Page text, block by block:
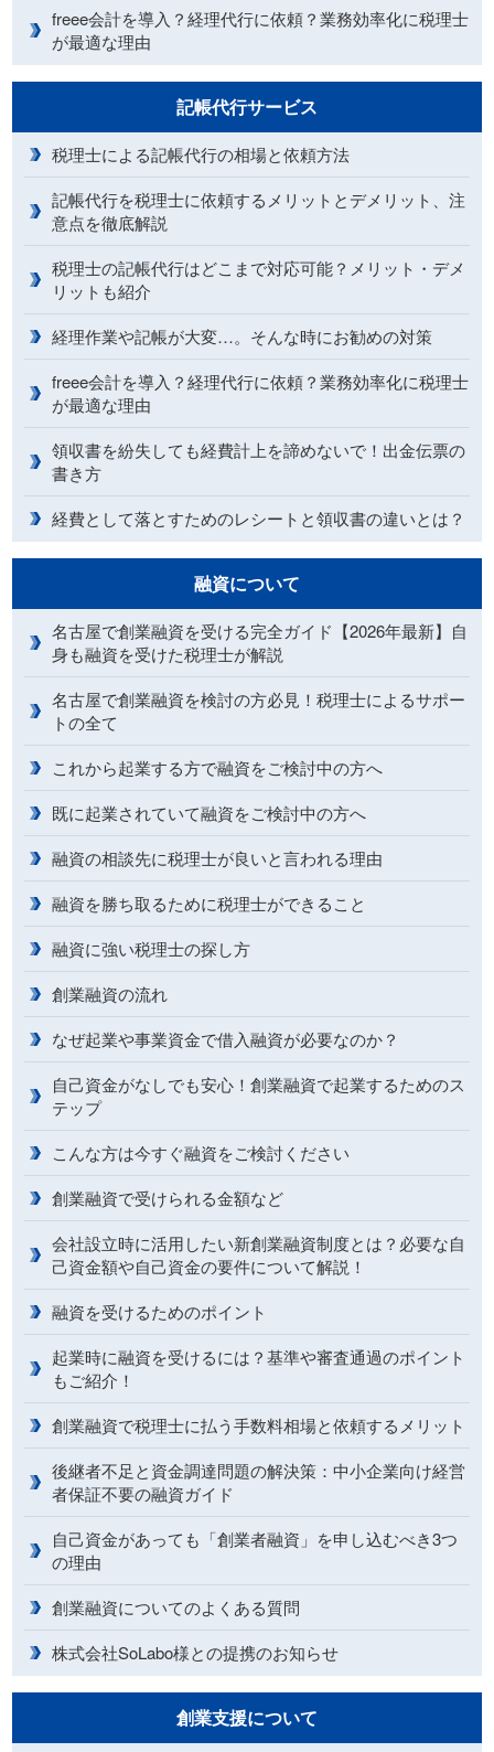
freee会計を導入？経理代行に依頼？業務効率化に税理士
が最適な理由
記帳代行サービス
税理士による記帳代行の相場と依頼方法
記帳代行を税理士に依頼するメリットとデメリット、注
意点を徹底解説
税理士の記帳代行はどこまで対応可能？メリット・デメ
リットも紹介
経理作業や記帳が大変…。そんな時にお勧めの対策
freee会計を導入？経理代行に依頼？業務効率化に税理士
が最適な理由
領収書を紛失しても経費計上を諦めないで！出金伝票の
書き方
経費として落とすためのレシートと領収書の違いとは？
融資について
名古屋で創業融資を受ける完全ガイド【2026年最新】自
身も融資を受けた税理士が解説
名古屋で創業融資を検討の方必見！税理士によるサポー
トの全て
これから起業する方で融資をご検討中の方へ
既に起業されていて融資をご検討中の方へ
融資の相談先に税理士が良いと言われる理由
融資を勝ち取るために税理士ができること
融資に強い税理士の探し方
創業融資の流れ
なぜ起業や事業資金で借入融資が必要なのか？
自己資金がなしでも安心！創業融資で起業するためのス
テップ
こんな方は今すぐ融資をご検討ください
創業融資で受けられる金額など
会社設立時に活用したい新創業融資制度とは？必要な自
己資金額や自己資金の要件について解説！
融資を受けるためのポイント
起業時に融資を受けるには？基準や審査通過のポイント
もご紹介！
創業融資で税理士に払う手数料相場と依頼するメリット
後継者不足と資金調達問題の解決策：中小企業向け経営
者保証不要の融資ガイド
自己資金があっても「創業者融資」を申し込むべき3つ
の理由
創業融資についてのよくある質問
株式会社SoLabo様との提携のお知らせ
創業支援について